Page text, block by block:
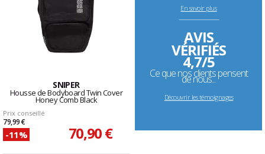
SNIPER
Housse de Bodyboard Twin Cover
Honey Comb Black
Prix conseillé
79,99 €
-11% 70,90 €
En savoir plus
--------------------------------------------------------------------
AVIS
VÉRIFIÉS
4,7/5
Ce que nos clients pensent
de nous...
Découvrir les témoignages